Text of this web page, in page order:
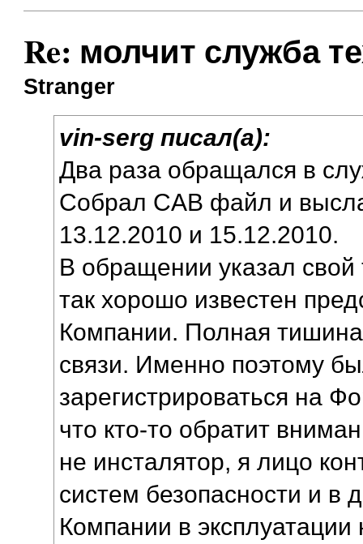
Re: молчит служба
Stranger
vin-serg писал(а):
Два раза обращался в
Собрал CAB файл и
13.12.2010 и 15.12.2010.
В обращении указал
так хорошо известен
Компании. Полная
связи. Именно поэтому
зарегистрироваться на
что кто-то обратит
не инсталятор, я лицо
систем безопасности и
Компании в